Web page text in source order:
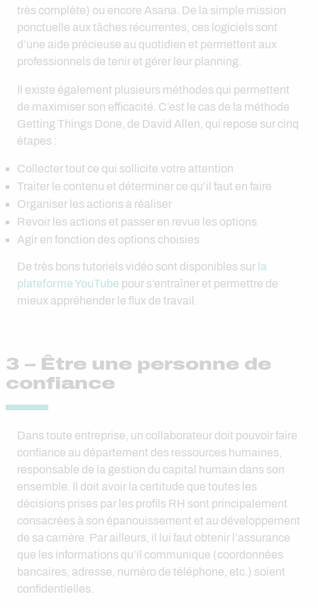
très complète) ou encore Asana. De la simple mission
ponctuelle aux tâches récurrentes, ces logiciels sont
d’une aide précieuse au quotidien et permettent aux
professionnels de tenir et gérer leur planning.
Il existe également plusieurs méthodes qui permettent
de maximiser son efficacité. C’est le cas de la méthode
Getting Things Done, de David Allen, qui repose sur cinq
étapes :
Collecter tout ce qui sollicite votre attention
Traiter le contenu et déterminer ce qu’il faut en faire
Organiser les actions à réaliser
Revoir les actions et passer en revue les options
Agir en fonction des options choisies
De très bons tutoriels vidéo sont disponibles sur la
plateforme YouTube pour s’entraîner et permettre de
mieux appréhender le flux de travail.
3 – Être une personne de
confiance
Dans toute entreprise, un collaborateur doit pouvoir faire
confiance au département des ressources humaines,
responsable de la gestion du capital humain dans son
ensemble. Il doit avoir la certitude que toutes les
décisions prises par les profils RH sont principalement
consacrées à son épanouissement et au développement
de sa carrière. Par ailleurs, il lui faut obtenir l’assurance
que les informations qu’il communique (coordonnées
bancaires, adresse, numéro de téléphone, etc.) soient
confidentielles.